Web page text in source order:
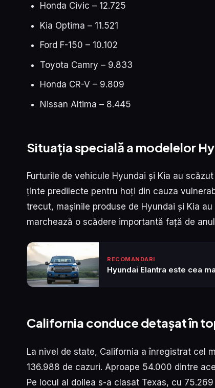
Honda Civic – 12.725
Kia Optima – 11.521
Ford F-150 – 10.102
Toyota Camry – 9.833
Honda CR-V – 9.809
Nissan Altima – 8.445
Situația specială a modelelor
Furturile de vehicule Hyundai și Kia au
ținte predilecte pentru hoți din cauza
trecut, mașinile produse de Hyundai și Kia
marchează o scădere importantă față de
RECOMANDARI
Hyundai Elantra este cea
California conduce detașat în
La nivel de state, California a înregistrat cel
136.988 de cazuri. Aproape 54.000 dintre
Pe locul al doilea s-a clasat Texas, cu